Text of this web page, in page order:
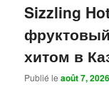
Sizzling
хитом в
Publié leaoût 7, 2026